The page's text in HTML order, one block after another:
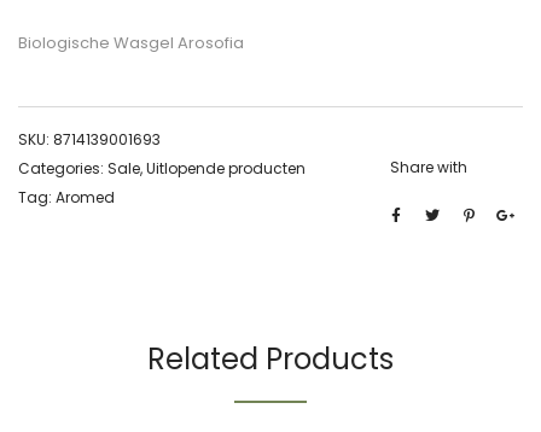
Biologische Wasgel Arosofia
SKU: 8714139001693
Categories: Sale,Uitlopende producten
Tag: Aromed
Share with
Related Products